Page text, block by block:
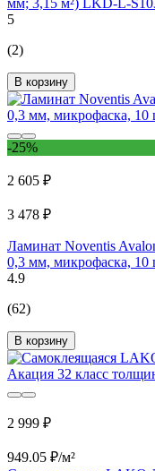
мм; 3,15 м²) LKD-L-
5
(2)
В корзину
-25%
2 605 ₽
3 478 ₽
Ламинат Noventis
0,3 мм, микрофаска,
4.9
(62)
В корзину
2 999 ₽
949.05 ₽/м²